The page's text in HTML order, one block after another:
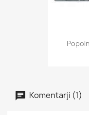
Komentarji (1)